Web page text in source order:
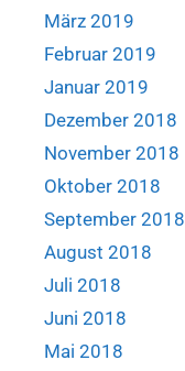
März 2019
Februar 2019
Januar 2019
Dezember 2018
November 2018
Oktober 2018
September 2018
August 2018
Juli 2018
Juni 2018
Mai 2018